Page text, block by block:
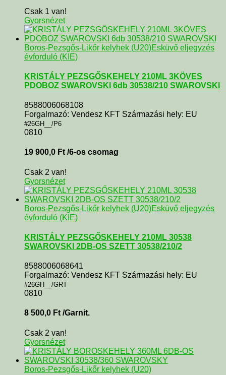
Csak 1 van!
Gyorsnézet
Boros-Pezsgős-Likőr kelyhek (U20)Esküvő eljegyzés
évforduló (KIE)
KRISTÁLY PEZSGŐSKEHELY 210ML 3KÖVES
PDOBOZ SWAROVSKI 6db 30538/210 SWAROVSKI
8588006068108
Forgalmazó: Vendesz KFT Származási hely: EU
#26GH__/P6
0810
19 900,0 Ft /6-os csomag
Csak 2 van!
Gyorsnézet
Boros-Pezsgős-Likőr kelyhek (U20)Esküvő eljegyzés
évforduló (KIE)
KRISTÁLY PEZSGŐSKEHELY 210ML 30538
SWAROVSKI 2DB-OS SZETT 30538/210/2
8588006068641
Forgalmazó: Vendesz KFT Származási hely: EU
#26GH__/GRT
0810
8 500,0 Ft /Garnit.
Csak 2 van!
Gyorsnézet
Boros-Pezsgős-Likőr kelyhek (U20)